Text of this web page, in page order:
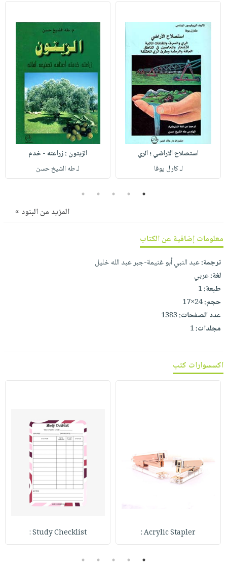
ملابس
مطرزات
حقائب
حلي
عناية
بالذات
صابون
أطفال
مناسبات
iKitab
عن
الشركة
سياسة
الشركة
فيديوهات
أسئلة
يتكرر
خدمات
انشر
كتابك
تواصل
معنا
حسابك
لائحة
الأمنيات
الإصدارات
استصلاح الاراضي ؛ الري
لـ كارل يوفا
الزيتون : زراعته - خدم
لـ طه الشيخ حسن
1
2
3
4
5
المزيد من البنود »
معلومات إضافية عن الكتاب
ترجمة:عبد النبي أبو غنيمة-جبر عبد الله خليل
لغة:عربي
طبعة:1
حجم:24×17
عدد الصفحات:1383
مجلدات:1
اكسسوارات كتب
Acrylic Stapler :
Study Checklist :
1
2
3
4
5